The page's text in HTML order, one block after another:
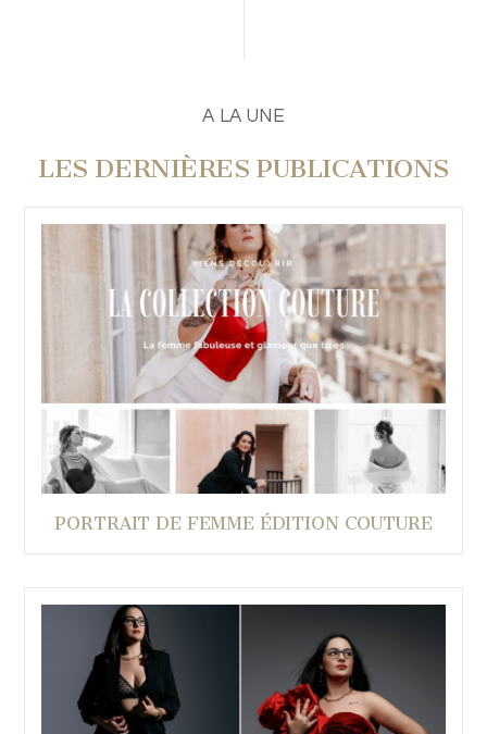
PUBLIER UN COMMENTAIRE
A LA UNE
LES DERNIÈRES PUBLICATIONS
PORTRAIT DE FEMME ÉDITION COUTURE